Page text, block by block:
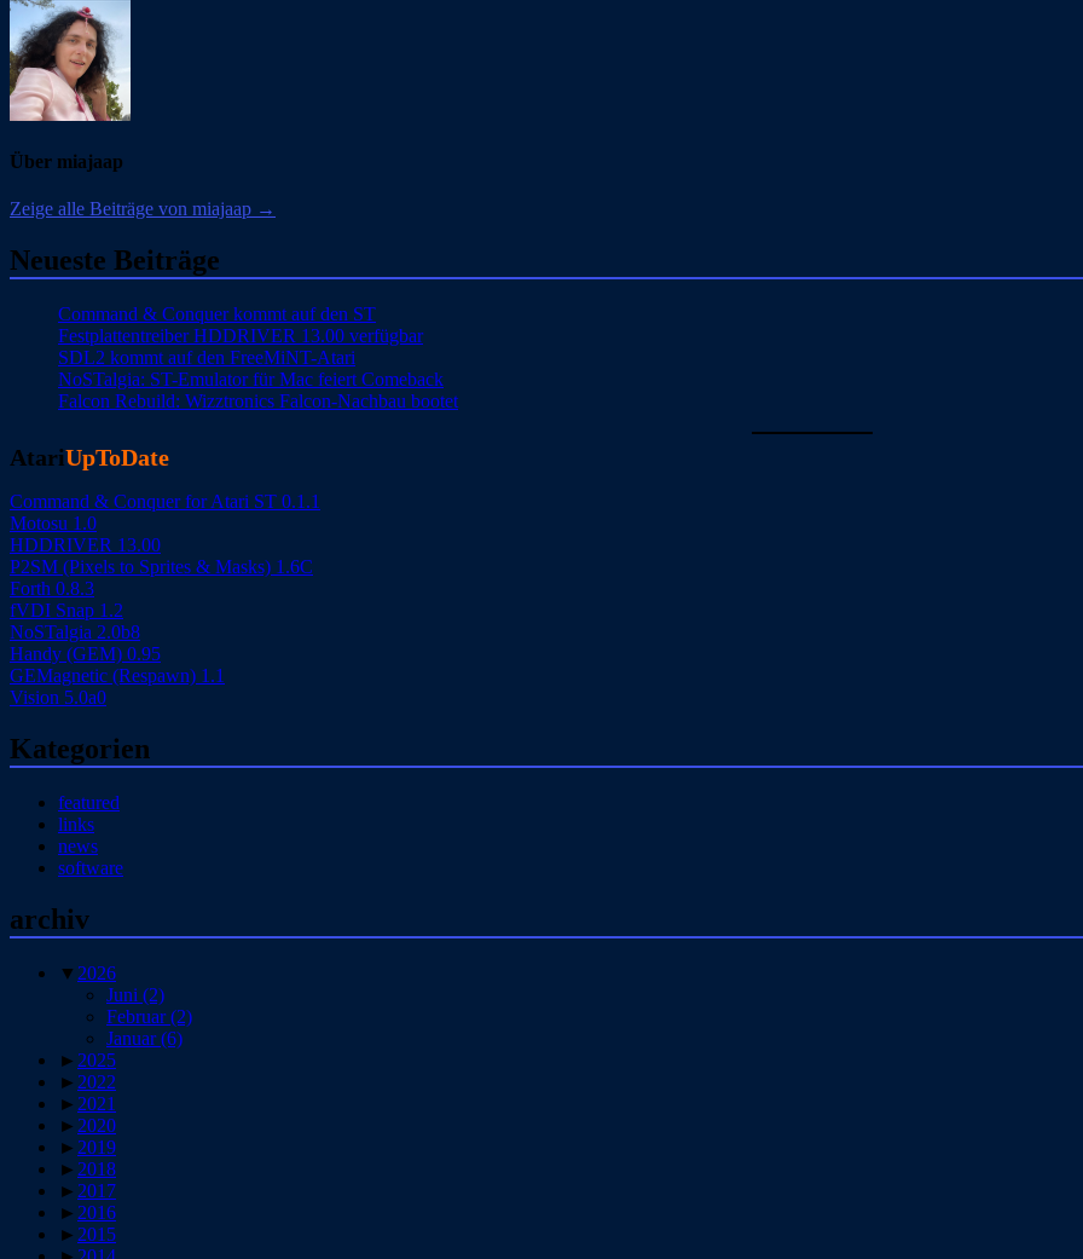
Über miajaap
Zeige alle Beiträge von miajaap →
Neueste Beiträge
Command & Conquer kommt auf den ST
Festplattentreiber HDDRIVER 13.00 verfügbar
SDL2 kommt auf den FreeMiNT-Atari
NoSTalgia: ST-Emulator für Mac feiert Comeback
Falcon Rebuild: Wizztronics Falcon-Nachbau bootet
AtariUpToDate
Command & Conquer for Atari ST 0.1.1
Motosu 1.0
HDDRIVER 13.00
P2SM (Pixels to Sprites & Masks) 1.6C
Forth 0.8.3
fVDI Snap 1.2
NoSTalgia 2.0b8
Handy (GEM) 0.95
GEMagnetic (Respawn) 1.1
Vision 5.0a0
Kategorien
featured
links
news
software
archiv
▼ 2026
Juni (2)
Februar(2)
Januar(6)
► 2025
► 2022
► 2021
► 2020
► 2019
► 2018
► 2017
► 2016
► 2015